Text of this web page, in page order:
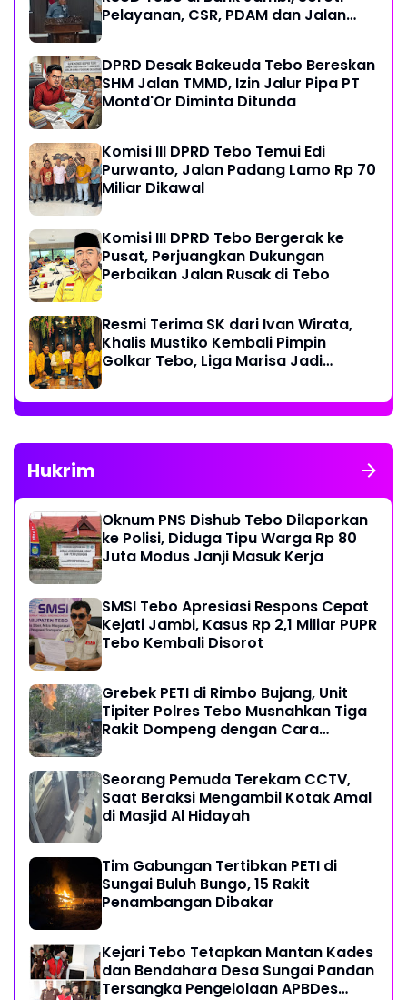
Pelayanan, CSR, PDAM dan Jalan
DPRD Desak Bakeuda Tebo Bereskan
SHM Jalan TMMD, Izin Jalur Pipa PT
Montd'Or Diminta Ditunda
Komisi III DPRD Tebo Temui Edi
Purwanto, Jalan Padang Lamo Rp 70
Miliar Dikawal
Komisi III DPRD Tebo Bergerak ke
Pusat, Perjuangkan Dukungan
Perbaikan Jalan Rusak di Tebo
Resmi Terima SK dari Ivan Wirata,
Khalis Mustiko Kembali Pimpin
Golkar Tebo, Liga Marisa Jadi
Hukrim
Oknum PNS Dishub Tebo Dilaporkan
ke Polisi, Diduga Tipu Warga Rp 80
Juta Modus Janji Masuk Kerja
SMSI Tebo Apresiasi Respons Cepat
Kejati Jambi, Kasus Rp 2,1 Miliar PUPR
Tebo Kembali Disorot
Grebek PETI di Rimbo Bujang, Unit
Tipiter Polres Tebo Musnahkan Tiga
Rakit Dompeng dengan Cara
Seorang Pemuda Terekam CCTV,
Saat Beraksi Mengambil Kotak Amal
di Masjid Al Hidayah
Tim Gabungan Tertibkan PETI di
Sungai Buluh Bungo, 15 Rakit
Penambangan Dibakar
Kejari Tebo Tetapkan Mantan Kades
dan Bendahara Desa Sungai Pandan
Tersangka Pengelolaan APBDes